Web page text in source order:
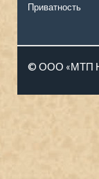
Приватность
© ООО «МТП